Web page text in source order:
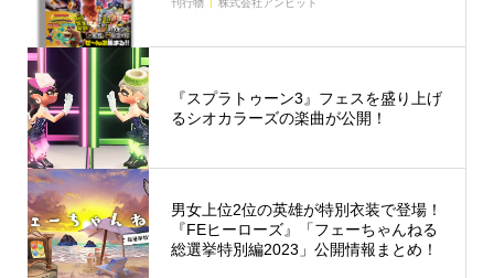
刊行物 株式会社アンビット
『スプラトゥーン3』フェスを盛り上げ
るシオカラーズの楽曲が公開！
男女上位2位の英雄が特別衣装で登場！
『FEヒーローズ』「フェーちゃんねる
総選挙特別編2023」公開情報まとめ！